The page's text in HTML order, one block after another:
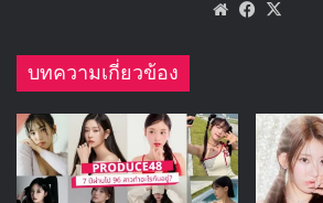
BLACKPINK
Unecpected Q